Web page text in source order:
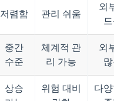
저렴함 관리 쉬움
외
중간
수준
체계적 관
리 가능
외
상승
위험 대비
다